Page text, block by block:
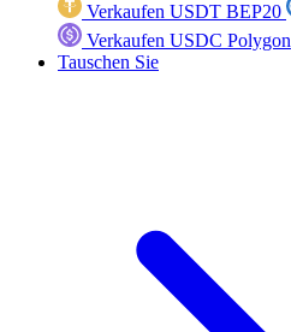
Verkaufen USDT BEP20
Verkaufen USDC Polygon
Tauschen Sie